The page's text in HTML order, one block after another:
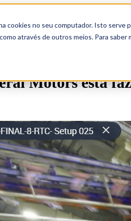
cookies no seu computador. Isto serve
através de outros meios. Para saber
Show submenu for Produto
Show submenu for Centro de
Motors está